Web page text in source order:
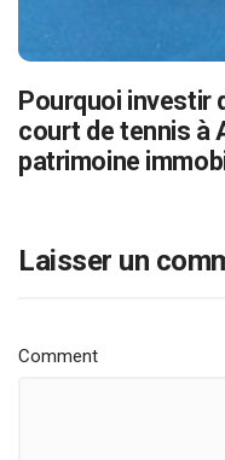
Pourquoi investir
court de tennis à
patrimoine
Laisser un
Comment